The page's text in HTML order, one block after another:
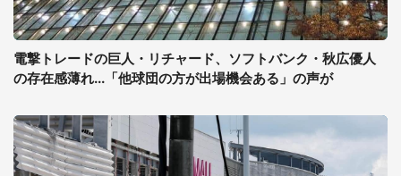
電撃トレードの巨人・リチャード、ソフトバンク・秋広優人
の存在感薄れ...「他球団の方が出場機会ある」の声が